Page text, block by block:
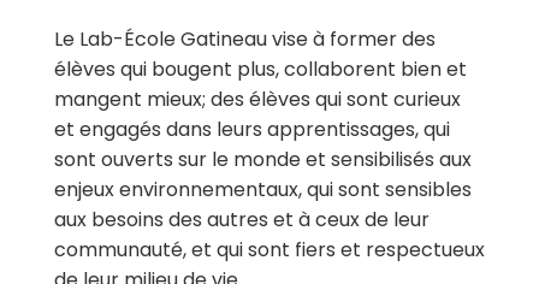
Le Lab-École Gatineauvise à former des
élèves qui bougent plus, collaborent bien et
mangent mieux; des élèves qui sont curieux
et engagés dans leurs apprentissages, qui
sont ouverts sur le monde et sensibilisés aux
enjeux environnementaux, qui sont sensibles
aux besoins des autres et à ceux de leur
communauté, et qui sont fiers et respectueux